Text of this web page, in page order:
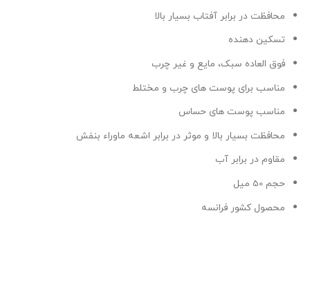
محافظت در برابر آفتاب بسیار بالا
تسکین دهنده
فوق العاده سبک، مایع و غیر چرب
مناسب برای پوست های چرب و مختلط
مناسب پوست های حساس
محافظت بسیار بالا و موثر در برابر اشعه ماوراء بنفش
مقاوم در برابر آب
حجم 50 میل
محصول کشور فرانسه